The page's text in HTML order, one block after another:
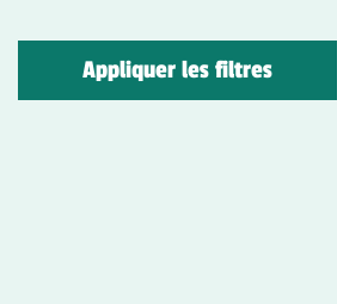
Appliquer les filtres